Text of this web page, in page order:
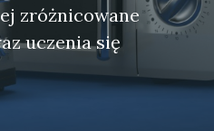
zróżnicowane
uczenia się